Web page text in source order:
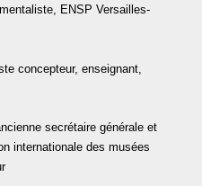
ENSP Versailles-
concepteur, enseignant,
secrétaire générale et
internationale des musées